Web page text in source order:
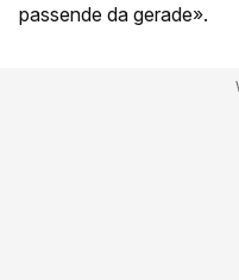
passende da gerade».